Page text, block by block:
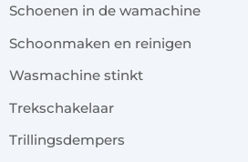
Schoenen in de wamachine
Schoonmaken en reinigen
Wasmachine stinkt
Trekschakelaar
Trillingsdempers